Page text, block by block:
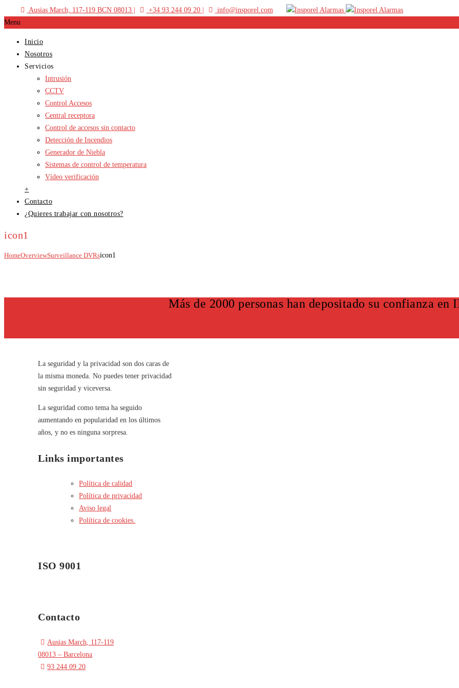
Ausias March, 117-119 BCN 08013 +34 93 244 09 20
info@insporel.com
Menu
Inicio
Nosotros
Servicios
Intrusión
CCTV
Control Accesos
Central receptora
Control de accesos sin contacto
Detección de Incendios
Generador de Niebla
Sistemas de control de temperatura
Vídeo verificación
+
Contacto
¿Quieres trabajar con nosotros?
icon1
HomeOverviewSurveillance DVRsicon1
Más de 2000 personas han depositado su confianza en
La seguridad y la privacidad son dos caras de
la misma moneda. No puedes tener privacidad
sin seguridad y viceversa.
La seguridad como tema ha seguido
aumentando en popularidad en los últimos
años, y no es ninguna sorpresa.
Links importantes
Política de calidad
Política de privacidad
Aviso legal
Política de cookies.
ISO 9001
Contacto
Ausias March, 117-119
08013 – Barcelona
93 244 09 20